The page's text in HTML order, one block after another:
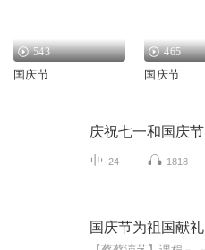
543
国庆节
465
国庆节
庆祝七一和国庆节
24 1818
国庆节为祖国献礼